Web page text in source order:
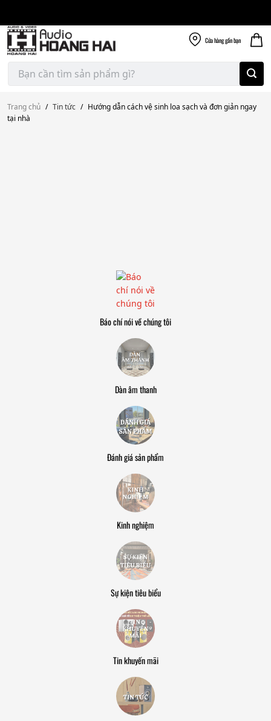
content
Cửa hànggần bạn
Tìm
kiếm:
Trang chủ / Tin tức / Hướng dẫn cách vệ sinh loa sạch và đơn giản ngay
tại nhà
Báo chí nói về chúng tôi
Dàn âm thanh
Đánh giá sản phẩm
Kinh nghiệm
Sự kiện tiêu biểu
Tin khuyến mãi